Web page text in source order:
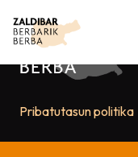
Pribatutasun politika